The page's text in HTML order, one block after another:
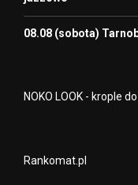
08.08 (sobota)
NOKO LOOK - krople
Rankomat.pl